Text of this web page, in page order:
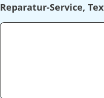
Reparatur-Service,